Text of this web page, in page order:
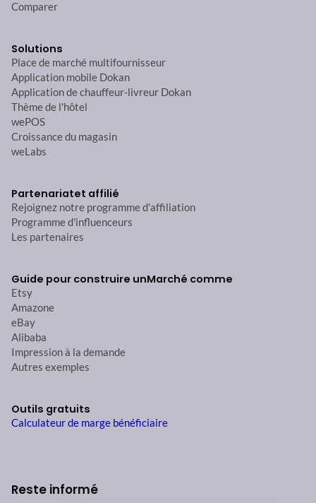
Comparer
Solutions
Place de marché multifournisseur
Application mobile Dokan
Application de chauffeur-livreur Dokan
Thème de l'hôtel
wePOS
Croissance du magasin
weLabs
Partenariatet affilié
Rejoignez notre programme d'affiliation
Programme d'influenceurs
Les partenaires
Guide pour construire unMarché comme
Etsy
Amazone
eBay
Alibaba
Impression à la demande
Autres exemples
Outils gratuits
Calculateur de marge bénéficiaire
Reste informé